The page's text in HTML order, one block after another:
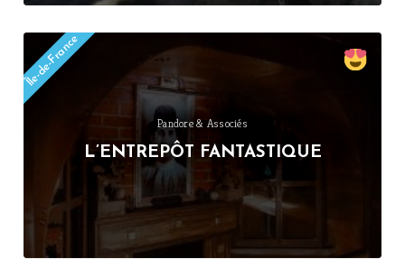
Pandore & Associés
L’ENTREPÔT FANTASTIQUE
Île-de-France